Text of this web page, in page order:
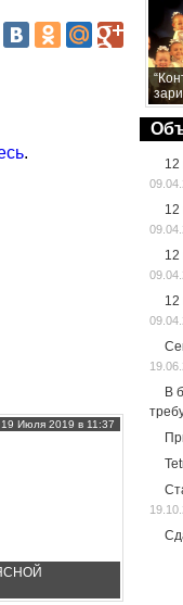
.
19 Июля 2019 в 11:37
12
12
12
12
В